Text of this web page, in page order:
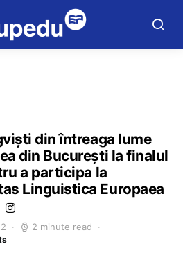
din întreaga lume
din București la finalul
a participa la
Linguistica Europaea
2 minute read